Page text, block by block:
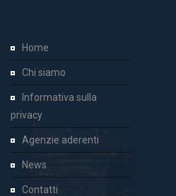
Home
Chi siamo
Informativa sulla
privacy
Agenzie aderenti
News
Contatti